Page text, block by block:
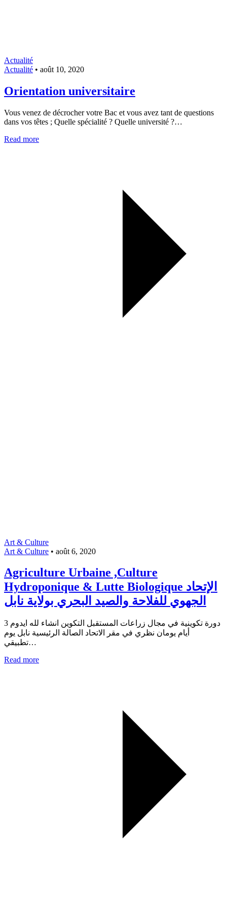
Actualité
Actualité • août 10, 2020
Orientation universitaire
Vous venez de décrocher votre Bac et vous avez tant de questions
dans vos têtes ; Quelle spécialité ? Quelle université ?…
Read more
Art & Culture
Art & Culture • août 6, 2020
Agriculture Urbaine ,Culture
Hydroponique & Lutte Biologique ‎الإتحاد
الجهوي للفلاحة والصيد البحري بولاية نابل
دورة تكوينية في مجال زراعات المستقبل التكوين انشاء لله ايدوم 3
أيام يومان نظري في مقر الاتحاد الصالة الرئيسية نابل يوم
تطبيقي…
Read more